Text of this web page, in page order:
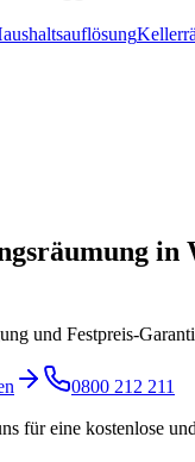
in
und Festpreis-
0800 212 211
für eine kostenlose